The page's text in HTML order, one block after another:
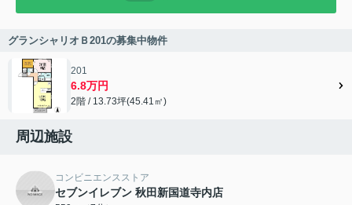
グランシャリオＢ201の募集中物件
201
6.8万円
2階 / 13.73坪(45.41㎡)
周辺施設
コンビニエンスストア
セブンイレブン 秋田新国道寺内店